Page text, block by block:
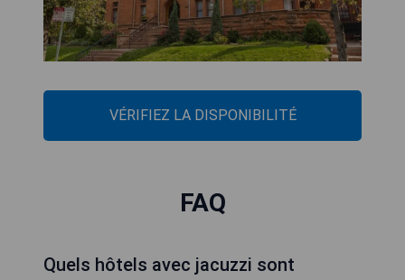
VÉRIFIEZ LA DISPONIBILITÉ
FAQ
Quels hôtels avec jacuzzi sont